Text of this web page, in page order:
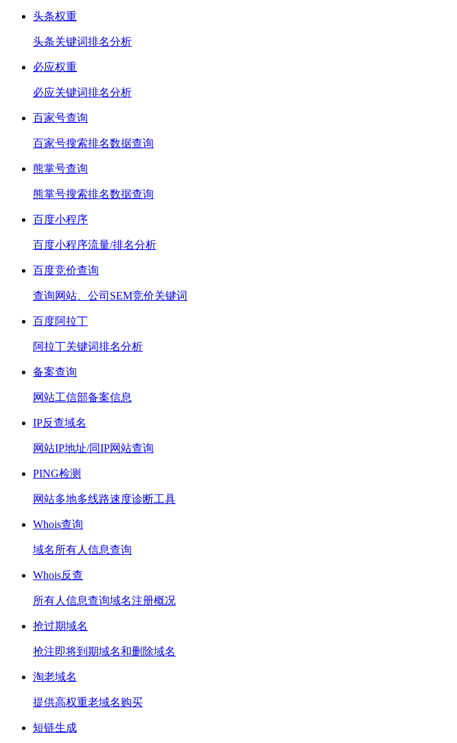
头条权重
头条关键词排名分析
必应权重
必应关键词排名分析
百家号查询
百家号搜索排名数据查询
熊掌号查询
熊掌号搜索排名数据查询
百度小程序
百度小程序流量/排名分析
百度竞价查询
查询网站、公司SEM竞价关键词
百度阿拉丁
阿拉丁关键词排名分析
备案查询
网站工信部备案信息
IP反查域名
网站IP地址/同IP网站查询
PING检测
网站多地多线路速度诊断工具
Whois查询
域名所有人信息查询
Whois反查
所有人信息查询域名注册概况
抢过期域名
抢注即将到期域名和删除域名
淘老域名
提供高权重老域名购买
短链生成